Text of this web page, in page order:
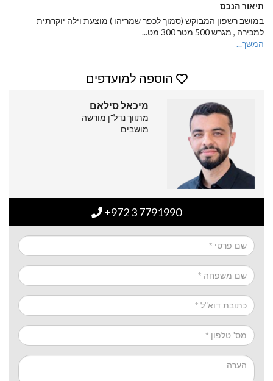
תיאור הנכס
במושב רשפון המבוקש (סמוך לכפר שמריהו ) מוצעת וילה יוקרתית
למכירה , מגרש 500 מטר 300 מט
...
המשך...
הוספה למועדפים
מיכאל סילאם
מתווך נדל"ן מורשה -
מושבים
+972 3 7791990